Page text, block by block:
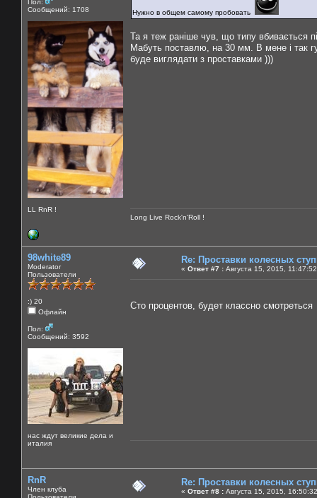
Пол:
Сообщений: 1708
LL RnR !
Нужно в общем самому пробовать
Та я теж раніше чув, що типу вбивається
Мабуть поставлю, на 30 мм. В мене і так
буде виглядати з проставками )))
Long Live Rock'n'Roll !
98white89
Moderator
Пользователи
:) 20
Офлайн
Пол:
Сообщений: 3592
нас ждут великие дела и
италия
Re: Проставки колесных
« Ответ #7 : Августа 15, 2015,
Сто процентов, будет классно
RnR
Член клуба
Re: Проставки колесных
« Ответ #8 : Августа 15, 2015,